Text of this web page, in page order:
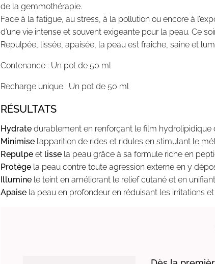
de la gemmothérapie.
Face à la fatigue, au stress, à la pollution ou encore à
d’une vie intense et souvent exigeante pour la peau. Ce
Repulpée, lissée, apaisée, la peau est fraîche, saine et
Contenance : Un pot de 50 ml
Recharge unique : Un pot de 50 ml
RÉSULTATS
Hydrate durablement en renforçant le film
Minimise l’apparition de rides et ridules en stimulant le
Repulpe et lisse la peau grâce à sa formule riche en
Protège la peau contre toute agression externe en y
Illumine le teint en améliorant le relief cutané et en
Apaise la peau en profondeur en réduisant les irritations